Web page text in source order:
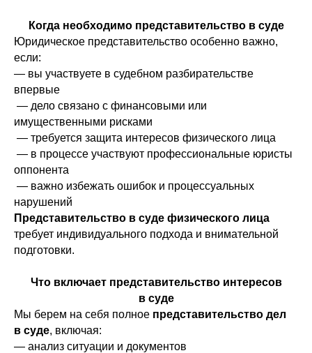
Когда необходимо представительство в суде
Юридическое представительство особенно важно,
если:
— вы участвуете в судебном разбирательстве
впервые
— дело связано с финансовыми или
имущественными рисками
— требуется защита интересов физического лица
— в процессе участвуют профессиональные юристы
оппонента
— важно избежать ошибок и процессуальных
нарушений
Представительство в суде физического лица
требует индивидуального подхода и внимательной
подготовки.
Что включает представительство интересов
в суде
Мы берем на себя полное представительство дел
в суде, включая:
— анализ ситуации и документов